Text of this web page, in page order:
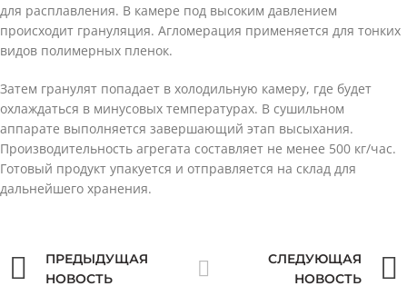
для расплавления. В камере под высоким давлением
происходит грануляция. Агломерация применяется для тонких
видов полимерных пленок.
Затем гранулят попадает в холодильную камеру, где будет
охлаждаться в минусовых температурах. В сушильном
аппарате выполняется завершающий этап высыхания.
Производительность агрегата составляет не менее 500 кг/час.
Готовый продукт упакуется и отправляется на склад для
дальнейшего хранения.
ПРЕДЫДУЩАЯ
НОВОСТЬ
СЛЕДУЮЩАЯ
НОВОСТЬ